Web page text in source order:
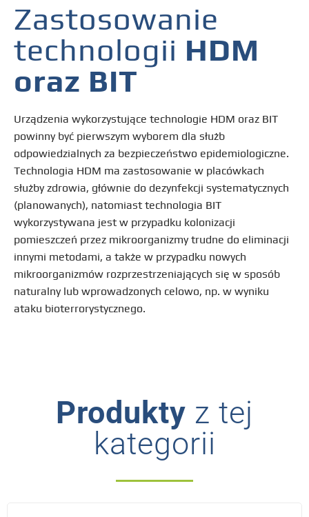
Zastosowanie
technologii HDM
oraz BIT
Urządzenia wykorzystujące technologie HDM oraz BIT
powinny być pierwszym wyborem dla służb
odpowiedzialnych za bezpieczeństwo epidemiologiczne.
Technologia HDM ma zastosowanie w placówkach
służby zdrowia, głównie do dezynfekcji systematycznych
(planowanych), natomiast technologia BIT
wykorzystywana jest w przypadku kolonizacji
pomieszczeń przez mikroorganizmy trudne do eliminacji
innymi metodami, a także w przypadku nowych
mikroorganizmów rozprzestrzeniających się w sposób
naturalny lub wprowadzonych celowo, np. w wyniku
ataku bioterrorystycznego.
Produkty z tej
kategorii